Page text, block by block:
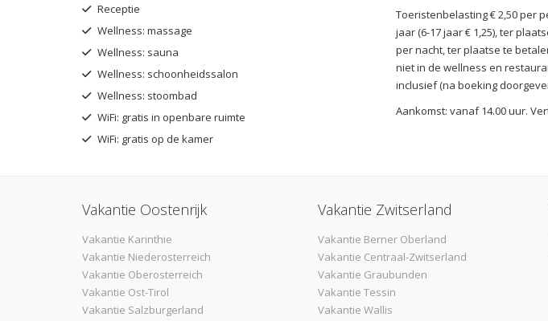
Receptie
Wellness: massage
Wellness: sauna
Wellness: schoonheidssalon
Wellness: stoombad
WiFi: gratis in openbare ruimte
WiFi: gratis op de kamer
Toeristenbelasting € 2,50 per
jaar (6-17 jaar € 1,25), ter
per nacht, ter plaatse te
niet in de wellness en
inclusief (na boeking
Aankomst: vanaf 14.00 uur.
Vakantie Oostenrijk
Vakantie Karinthie
Vakantie Niederosterreich
Vakantie Oberosterreich
Vakantie Ost-Tirol
Vakantie Salzburgerland
Vakantie Zwitserland
Vakantie Berner Oberland
Vakantie Centraal-Zwitserland
Vakantie Graubunden
Vakantie Tessin
Vakantie Wallis